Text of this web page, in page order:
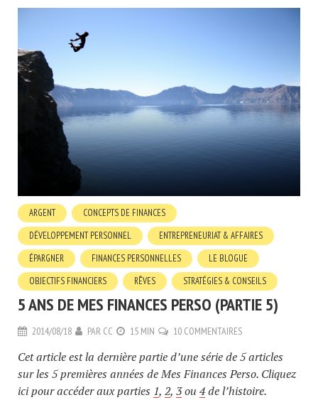
ARGENT
CONCEPTS DE FINANCES
DÉVELOPPEMENT PERSONNEL
ENTREPRENEURIAT & AFFAIRES
ÉPARGNER
FINANCES PERSONNELLES
LE BLOGUE
OBJECTIFS FINANCIERS
RÊVES STRATÉGIES & CONSEILS
5 ANS DE MES FINANCES PERSO (PARTIE 5)
2014/08/18 PAR CC 15 MIN 10 COMMENTAIRES
Cet article est la dernière partie d’une série de 5 articles
sur les 5 premières années de Mes Finances Perso. Cliquez
ici pour accéder aux parties 1, 2, 3ou 4de l’histoire.